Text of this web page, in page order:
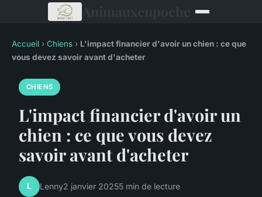
Accueil › Chiens › L'impact financier d'avoir un chien : ce que
vous devez savoir avant d'acheter
CHIENS
L'impact financier d'avoir un
chien : ce que vous devez
savoir avant d'acheter
L Lenny2 janvier 20255 min de lecture